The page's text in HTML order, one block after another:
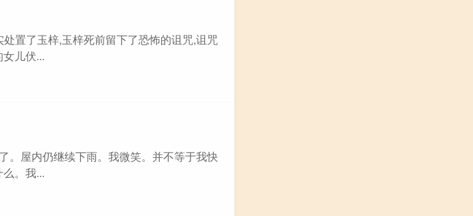
置了玉梓,玉梓死前留下了恐怖的诅咒,诅咒
儿伏...
。屋内仍继续下雨。我微笑。并不等于我快
。我...